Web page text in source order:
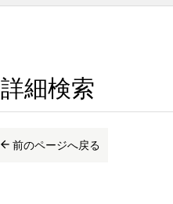
詳細検索
前のページへ戻る